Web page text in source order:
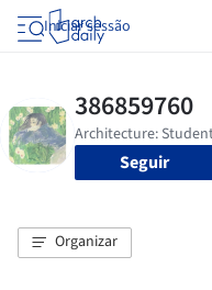
Iniciar sessão
Seguir
Organizar